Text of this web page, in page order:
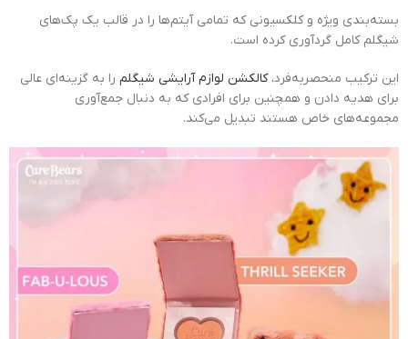
بسته‌بندی ویژه و کلکسیونی که تمامی آیتم‌ها را در قالب یک پک‌های
شیگلم کامل گردآوری کرده است.
این ترکیب منحصربه‌فرد،کالکشن لوازم آرایشی شیگلم را به گزینه‌ای عالی
برای هدیه دادن و همچنین برای افرادی که به دنبال جمع‌آوری
مجموعه‌های خاص هستند تبدیل می‌کند.